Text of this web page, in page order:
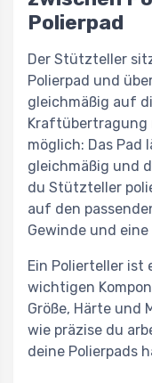
Polierpad
Der Stützteller
Polierpad und
gleichmäßig auf
Kraftübertragung
möglich: Das
gleichmäßig und
du Stützteller
auf den
Gewinde und
Ein Polierteller ist
wichtigen
Größe, Härte und
wie präzise du
deine Polierpads